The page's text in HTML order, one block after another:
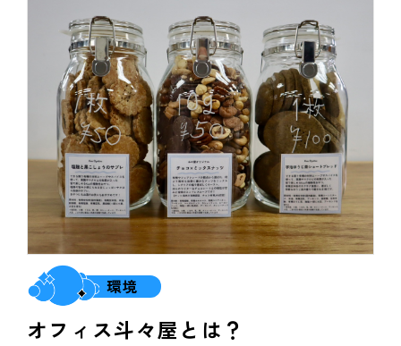
環境
オフィス斗々屋とは？